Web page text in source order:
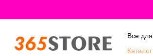
Все
Каталог